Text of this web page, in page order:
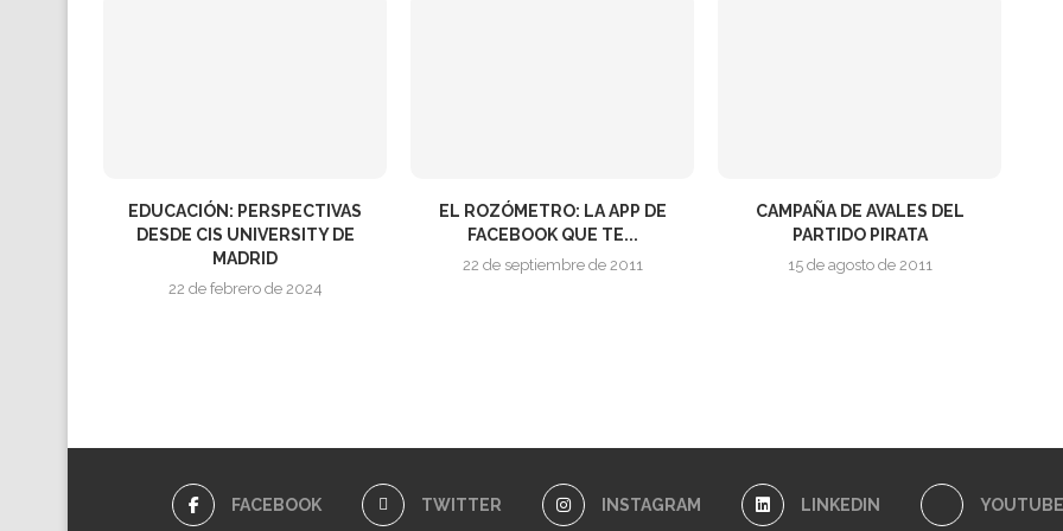
EDUCACIÓN: PERSPECTIVAS
DESDE CIS UNIVERSITY DE
MADRID
22 de febrero de 2024
EL ROZÓMETRO: LA APP DE
FACEBOOK QUE TE...
22 de septiembre de 2011
CAMPAÑA DE AVALES DEL
PARTIDO PIRATA
15 de agosto de 2011
FACEBOOK TWITTER INSTAGRAM LINKEDIN YOUTUBE